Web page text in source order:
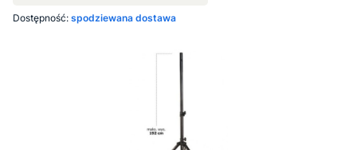
Dostępność: spodziewana dostawa